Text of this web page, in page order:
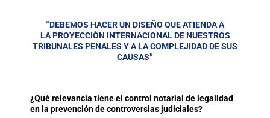
“DEBEMOS HACER UN DISEÑO QUE ATIENDA A
LA PROYECCIÓN INTERNACIONAL DE NUESTROS
TRIBUNALES PENALES Y A LA COMPLEJIDAD DE SUS
CAUSAS”
¿Qué relevancia tiene el control notarial de legalidad
en la prevención de controversias judiciales?